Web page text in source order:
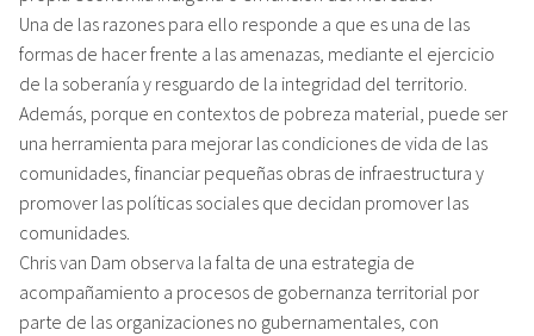
Una de las razones para ello responde a que es una de las
formas de hacer frente a las amenazas, mediante el ejercicio
de la soberanía y resguardo de la integridad del territorio.
Además, porque en contextos de pobreza material, puede ser
una herramienta para mejorar las condiciones de vida de las
comunidades, financiar pequeñas obras de infraestructura y
promover las políticas sociales que decidan promover las
comunidades.
Chris van Dam observa la falta de una estrategia de
acompañamiento a procesos de gobernanza territorial por
parte de las organizaciones no gubernamentales, con